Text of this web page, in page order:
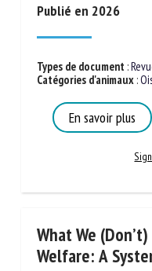
Publié en 2026
Types de document :
Catégories d'animaux:
En savoir plus
What We
Welfare: A